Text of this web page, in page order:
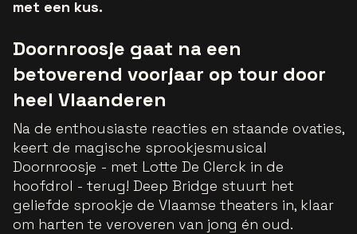
met een kus.
Doornroosje gaat na een
betoverend voorjaar op tour door
heel Vlaanderen
Na de enthousiaste reacties en staande ovaties,
keert de magische sprookjesmusical
Doornroosje - met Lotte De Clerck in de
hoofdrol - terug! Deep Bridge stuurt het
geliefde sprookje de Vlaamse theaters in, klaar
om harten te veroveren van jong én oud.